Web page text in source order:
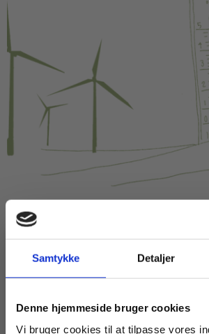
Samtykke Detaljer
Denne hjemmeside bruger cookies
Vi bruger cookies til at tilpasse vores
ARTIKEL
Sæt de svære emner på
men gør det med omhu
KLIMA OG BÆREDYGTIGHED
KRIG
Køb læremidler og find
Fortsæt som: